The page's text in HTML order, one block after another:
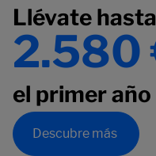
Llévate hasta
2.580
el primer año
Descubre más